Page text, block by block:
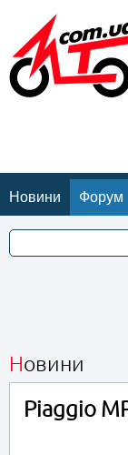
Новини Форум
Новини
Piaggio